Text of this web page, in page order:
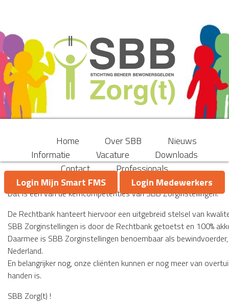
Home Over SBB
Nieuws
Informatie
Vacature
Downloads
Contact
Professionals
Login Mijn Smart FMS
Login Medewerkers
Uw geld in vertrouwde handen!
Dat is één van de kerncompetenties van SBB Zorginstellingen.
De Rechtbank hanteert hiervoor een uitgebreid stelsel van
SBB Zorginstellingen is door de Rechtbank getoetst en 100%
Daarmee is SBB Zorginstellingen benoembaar als
Nederland.
En belangrijker nog, onze cliënten kunnen er nog meer van
handen is.
SBB Zorg(t) !